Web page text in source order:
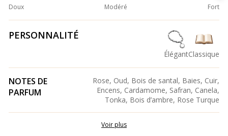
Doux Modéré Fort
PERSONNALITÉ
ÉlégantClassique
NOTES DE
PARFUM
Rose, Oud, Bois de santal, Baies, Cuir,
Encens, Cardamome, Safran, Canela,
Tonka, Bois d’ambre, Rose Turque
Voir plus